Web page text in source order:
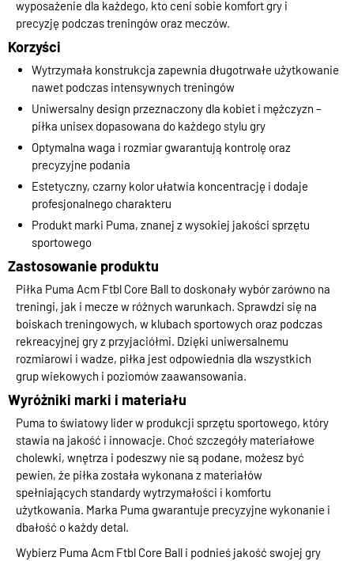
wyposażenie dla każdego, kto ceni sobie komfort gry i
precyzję podczas treningów oraz meczów.
Korzyści
Wytrzymała konstrukcja zapewnia długotrwałe użytkowanie
nawet podczas intensywnych treningów
Uniwersalny design przeznaczony dla kobiet i mężczyzn –
piłka unisex dopasowana do każdego stylu gry
Optymalna waga i rozmiar gwarantują kontrolę oraz
precyzyjne podania
Estetyczny, czarny kolor ułatwia koncentrację i dodaje
profesjonalnego charakteru
Produkt marki Puma, znanej z wysokiej jakości sprzętu
sportowego
Zastosowanie produktu
Piłka Puma Acm Ftbl Core Ball to doskonały wybór zarówno na
treningi, jak i mecze w różnych warunkach. Sprawdzi się na
boiskach treningowych, w klubach sportowych oraz podczas
rekreacyjnej gry z przyjaciółmi. Dzięki uniwersalnemu
rozmiarowi i wadze, piłka jest odpowiednia dla wszystkich
grup wiekowych i poziomów zaawansowania.
Wyróżniki marki i materiału
Puma to światowy lider w produkcji sprzętu sportowego, który
stawia na jakość i innowacje. Choć szczegóły materiałowe
cholewki, wnętrza i podeszwy nie są podane, możesz być
pewien, że piłka została wykonana z materiałów
spełniających standardy wytrzymałości i komfortu
użytkowania. Marka Puma gwarantuje precyzyjne wykonanie i
dbałość o każdy detal.
Wybierz Puma Acm Ftbl Core Ball i podnieś jakość swojej gry